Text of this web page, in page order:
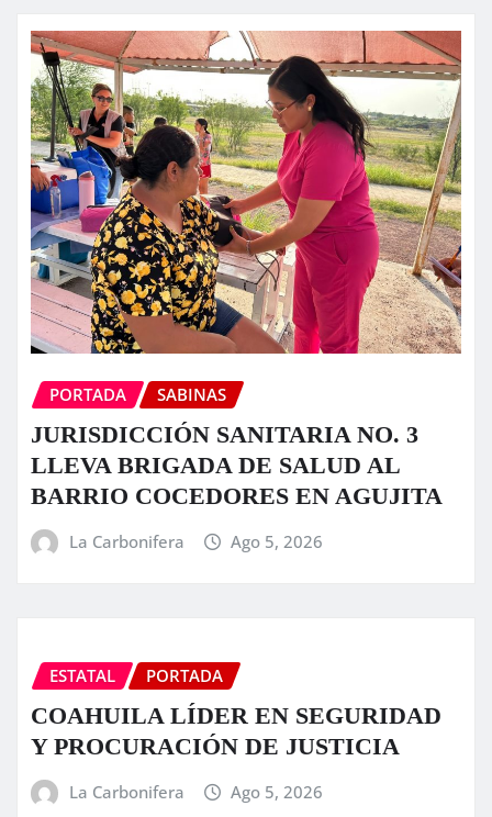
PORTADA SABINAS
JURISDICCIÓN SANITARIA NO. 3
LLEVA BRIGADA DE SALUD AL
BARRIO COCEDORES EN AGUJITA
La Carbonifera Ago 5, 2026
ESTATAL PORTADA
COAHUILA LÍDER EN SEGURIDAD
Y PROCURACIÓN DE JUSTICIA
La Carbonifera Ago 5, 2026